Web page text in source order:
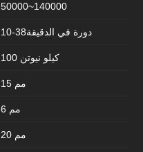
50000~140000
10-38دورة في الدقيقة
100 كيلو نيوتن
15 مم
6 مم
20 مم